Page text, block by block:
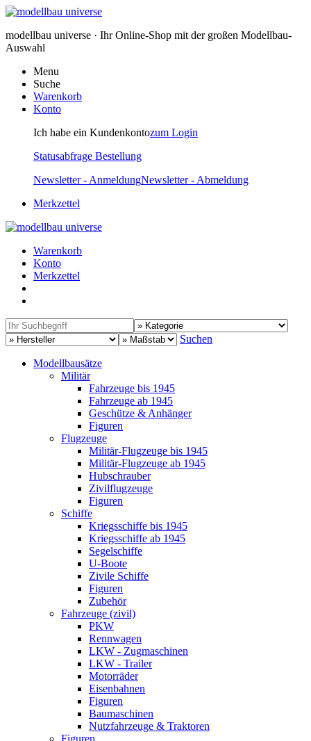
modellbau universe · Ihr Online-Shop mit der großen Modellbau-
Auswahl
Menu
Suche
Warenkorb
Konto
Ich habe ein Kundenkontozum Login
Statusabfrage Bestellung
Newsletter - AnmeldungNewsletter - Abmeldung
Merkzettel
Warenkorb
Konto
Merkzettel
Suchen
Modellbausätze
Militär
Fahrzeuge bis 1945
Fahrzeuge ab 1945
Geschütze & Anhänger
Figuren
Flugzeuge
Militär-Flugzeuge bis 1945
Militär-Flugzeuge ab 1945
Hubschrauber
Zivilflugzeuge
Figuren
Schiffe
Kriegsschiffe bis 1945
Kriegsschiffe ab 1945
Segelschiffe
U-Boote
Zivile Schiffe
Figuren
Zubehör
Fahrzeuge (zivil)
PKW
Rennwagen
LKW - Zugmaschinen
LKW - Trailer
Motorräder
Eisenbahnen
Figuren
Baumaschinen
Nutzfahrzeuge & Traktoren
Figuren